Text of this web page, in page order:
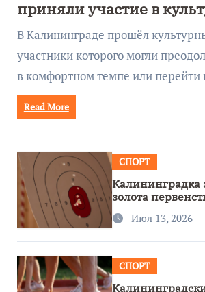
приняли участие в
забеге
В Калининграде прошёл
участники которого могли
в комфортном темпе или
Read More
СПОРТ
Калининградка
золота
метанию ножа
Июл 13, 2026
СПОРТ